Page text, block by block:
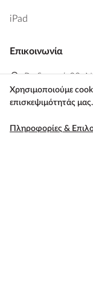
iPad
Επικοινωνία
Ραιδεστού 29,
+30 212 10
Χρησιμοποιούμε
επισκεψιμότητάς
Πληροφορίες &